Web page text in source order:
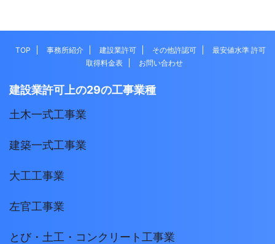
TOP 事務所紹介 建設業許可 その他許認可
最安値水準 許可
取得料金表
お問い合わせ
建設業許可上の29の工事業種
土木一式工事業
建築一式工事業
大工工事業
左官工事業
とび・土工・コンクリート工事業